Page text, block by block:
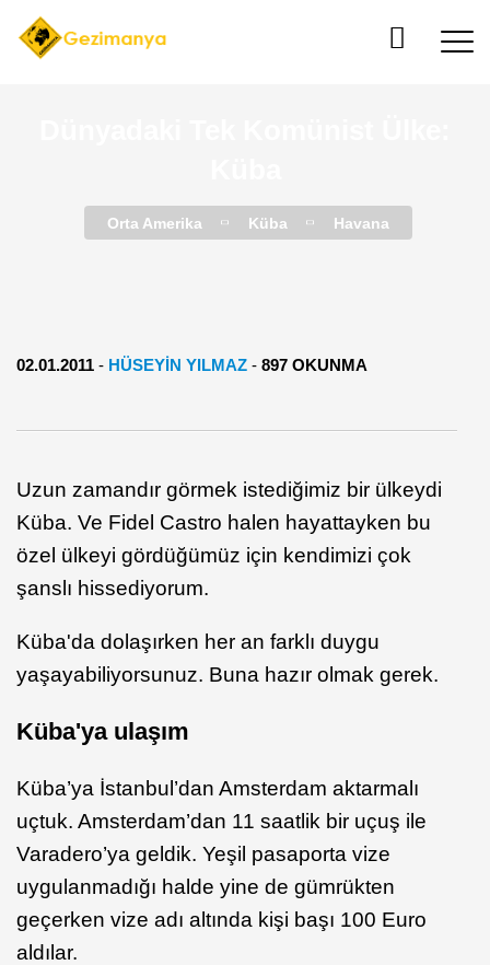
Orta Amerika Küba Havana
02.01.2011 - HÜSEYİN YILMAZ - 897 OKUNMA
Uzun zamandır görmek istediğimiz bir ülkeydi
Küba. Ve Fidel Castro halen hayattayken bu
özel ülkeyi gördüğümüz için kendimizi çok
şanslı hissediyorum.
Küba'da dolaşırken her an farklı duygu
yaşayabiliyorsunuz. Buna hazır olmak gerek.
Küba'ya ulaşım
Küba’ya İstanbul’dan Amsterdam aktarmalı
uçtuk. Amsterdam’dan 11 saatlik bir uçuş ile
Varadero’ya geldik. Yeşil pasaporta vize
uygulanmadığı halde yine de gümrükten
geçerken vize adı altında kişi başı 100 Euro
aldılar.